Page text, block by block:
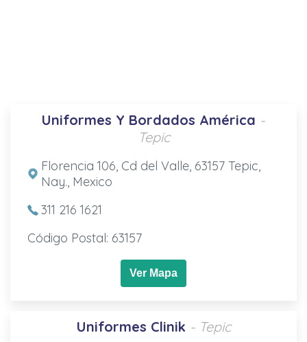
Uniformes Y Bordados América -
Tepic
Florencia 106, Cd del Valle, 63157 Tepic,
Nay., Mexico
311 216 1621
Código Postal: 63157
Ver Mapa
Uniformes Clinik - Tepic